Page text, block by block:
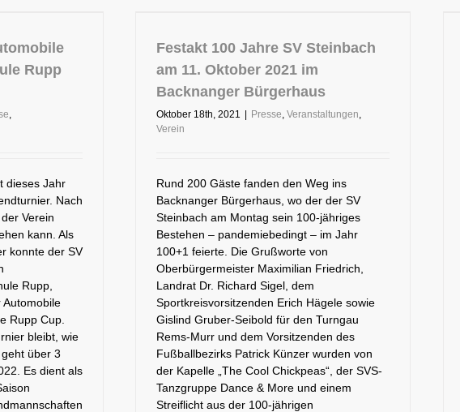
Rupp
,
dieses Jahr
Nach
Verein
kann. Als
konnte der SV
Rupp,
Automobile
Rupp Cup.
bleibt, wie
über 3
Es dient als
Festakt 100 Jahre SV Steinbach
am 11. Oktober 2021 im
Backnanger Bürgerhaus
Oktober 18th, 2021 Presse, Veranstaltungen,
Verein
Rund 200 Gäste fanden den Weg ins
Backnanger Bürgerhaus, wo der der SV
Steinbach am Montag sein 100-jähriges
Bestehen – pandemiebedingt – im Jahr
100+1 feierte. Die Grußworte von
Oberbürgermeister Maximilian Friedrich,
Landrat Dr. Richard Sigel, dem
Sportkreisvorsitzenden Erich Hägele sowie
Gislind Gruber-Seibold für den Turngau
Rems-Murr und dem Vorsitzenden des
Fußballbezirks Patrick Künzer wurden von
der Kapelle „The Cool Chickpeas“, der SVS-
Tanzgruppe Dance & More und einem
Streiflicht aus der 100-jährigen